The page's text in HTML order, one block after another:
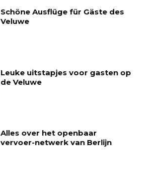
Schöne Ausflüge für Gäste des
Veluwe
Leuke uitstapjes voor gasten op
de Veluwe
Alles over het openbaar
vervoer-netwerk van Berlijn